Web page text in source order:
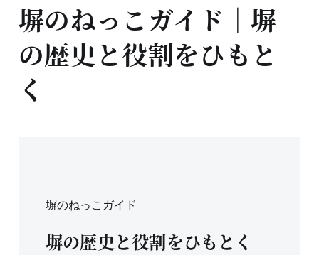
プ塀のねっこガイド｜塀
の歴史と役割をひもと
く
塀のねっこガイド
塀の歴史と役割をひもとく